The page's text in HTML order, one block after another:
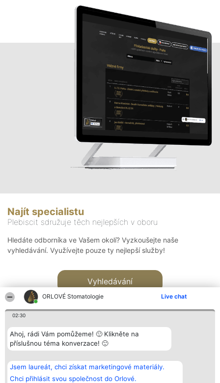
ORLOVÉ Stomatologie Live chat
02:30
Ahoj, rádi Vám pomůžeme! 🙂 Klikněte na
příslušnou téma konverzace! 🙂
Jsem laureát, chci získat marketingové materiály.
Chci přihlásit svou společnost do Orlové.
Najít specialistu
Plebiscit sdružuje těch nejlepších v oboru
Hledáte odborníka ve Vašem okolí? Vyzkoušejte naše
vyhledávání. Využívejte pouze ty nejlepší služby!
Vyhledávání
Bright Side Solutions sp. z o.
o. sp. k.
ul. Ruska 22
Vítězové
Seznam všech
laureátů
Kontakt